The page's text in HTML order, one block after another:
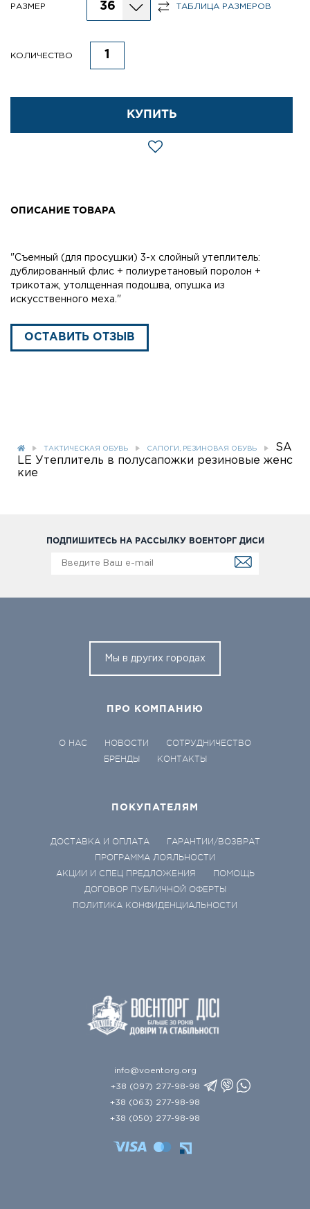
РАЗМЕР 36 ТАБЛИЦА РАЗМЕРОВ
КОЛИЧЕСТВО
КУПИТЬ
ОПИСАНИЕ ТОВАРА
"Съемный (для просушки) 3-х слойный утеплитель:
дублированный флис + полиуретановый поролон +
трикотаж, утолщенная подошва, опушка из
искусственного меха."
ОСТАВИТЬ ОТЗЫВ
ТАКТИЧЕСКАЯ ОБУВЬ САПОГИ, РЕЗИНОВАЯ ОБУВЬ
SA
LE Утеплитель в полусапожки резиновые женс
кие
ПОДПИШИТЕСЬ НА РАССЫЛКУ ВОЕНТОРГ ДИСИ
Мы в других городах
ПРО КОМПАНИЮ
О НАС НОВОСТИ
СОТРУДНИЧЕСТВО
БРЕНДЫ
КОНТАКТЫ
ПОКУПАТЕЛЯМ
ДОСТАВКА И ОПЛАТА
ГАРАНТИИ/ВОЗВРАТ
ПРОГРАММА ЛОЯЛЬНОСТИ
АКЦИИ И СПЕЦ ПРЕДЛОЖЕНИЯ
ПОМОЩЬ
ДОГОВОР ПУБЛИЧНОЙ ОФЕРТЫ
ПОЛИТИКА КОНФИДЕНЦИАЛЬНОСТИ
info@voentorg.org
+38 (097) 277-98-98
+38 (063) 277-98-98
+38 (050) 277-98-98